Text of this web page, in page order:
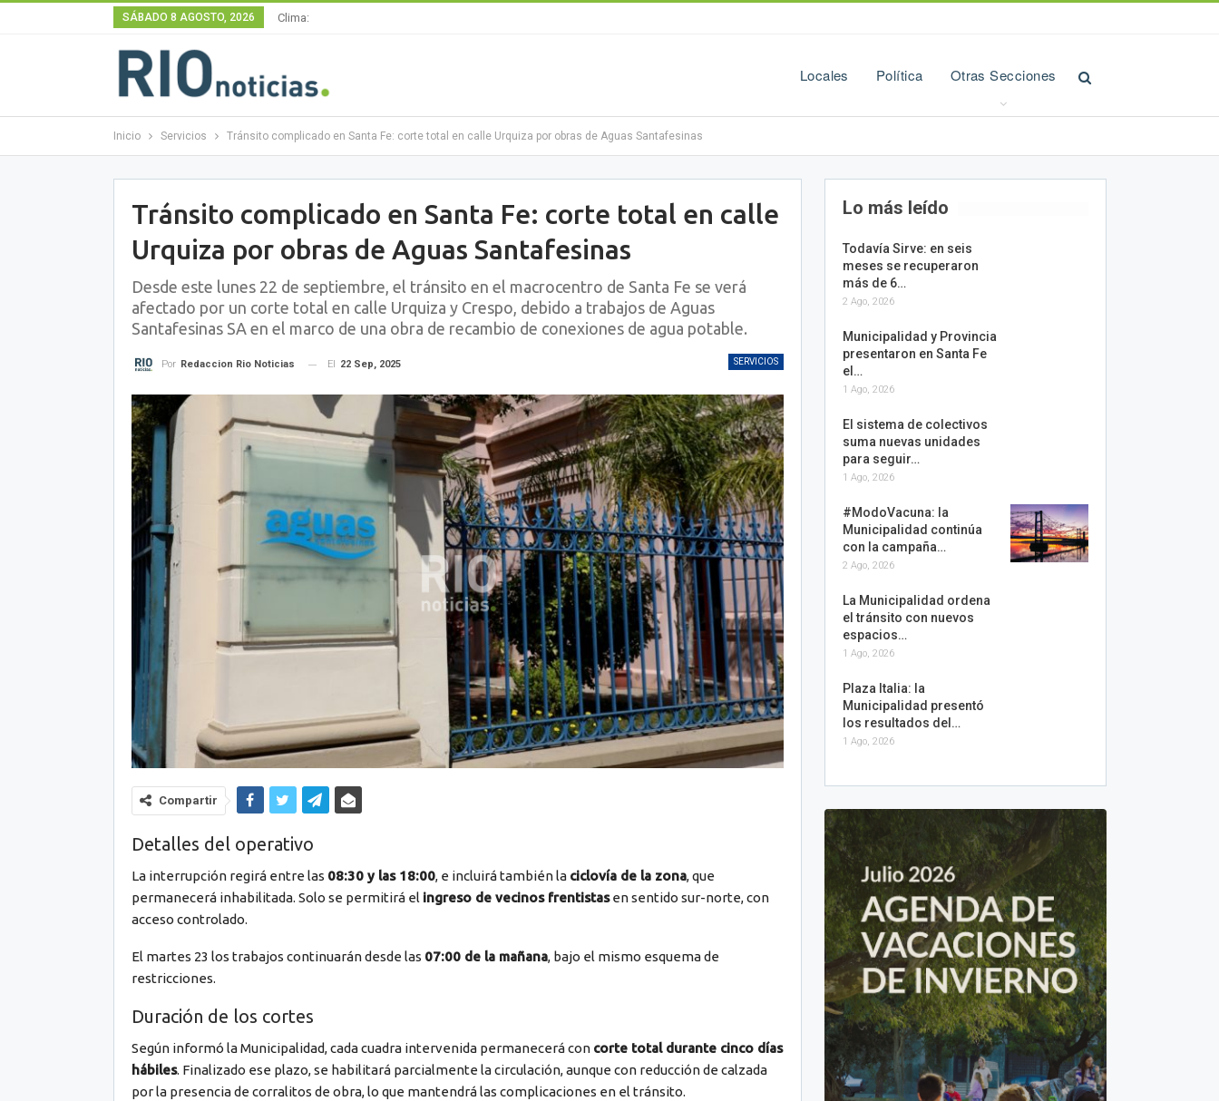
SÁBADO 8 AGOSTO, 2026 Clima:
Locales Política Otras Secciones
Inicio Servicios Tránsito complicado en Santa Fe: corte total en calle Urquiza por obras de Aguas Santafesinas
Tránsito complicado en Santa Fe: corte total en calle
Urquiza por obras de Aguas Santafesinas
Desde este lunes 22 de septiembre, el tránsito en el macrocentro de Santa Fe se verá
afectado por un corte total en calle Urquiza y Crespo, debido a trabajos de Aguas
Santafesinas SA en el marco de una obra de recambio de conexiones de agua potable.
SERVICIOS
Por Redaccion Rio Noticias El 22 Sep, 2025
Compartir
Detalles del operativo
La interrupción regirá entre las 08:30 y las 18:00, e incluirá también la ciclovía de la zona, que
permanecerá inhabilitada. Solo se permitirá el ingreso de vecinos frentistasen sentido sur-norte, con
acceso controlado.
El martes 23 los trabajos continuarán desde las 07:00 de la mañana, bajo el mismo esquema de
restricciones.
Duración de los cortes
Según informó la Municipalidad, cada cuadra intervenida permanecerá con corte total durante cinco días
hábiles. Finalizado ese plazo, se habilitará parcialmente la circulación, aunque con reducción de calzada
por la presencia de corralitos de obra, lo que mantendrá las complicaciones en el tránsito.
Lo más leído
Todavía Sirve: en seis
meses se recuperaron
más de 6…
2 Ago, 2026
Municipalidad y Provincia
presentaron en Santa Fe
el…
1 Ago, 2026
El sistema de colectivos
suma nuevas unidades
para seguir…
1 Ago, 2026
#ModoVacuna: la
Municipalidad continúa
con la campaña…
2 Ago, 2026
La Municipalidad ordena
el tránsito con nuevos
espacios…
1 Ago, 2026
Plaza Italia: la
Municipalidad presentó
los resultados del…
1 Ago, 2026